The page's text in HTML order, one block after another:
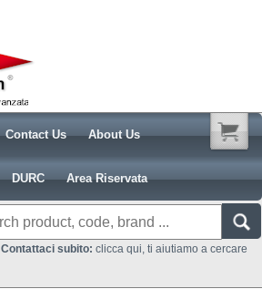
Contact Us About Us
DURC Area Riservata
Contattaci subito: clicca qui, ti aiutiamo a cercare